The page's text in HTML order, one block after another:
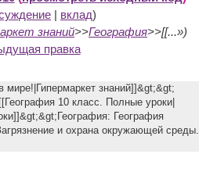
| вклад)
знаний>>География>>[[...»)
правка
мире!|Гипермаркет знаний]]&gt;&gt;
10 класс. Полные уроки|
География
и охрана окружающей среды.